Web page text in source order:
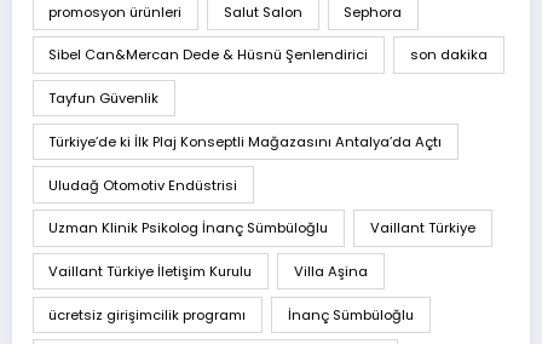
promosyon ürünleri Salut Salon Sephora
Sibel Can&Mercan Dede & Hüsnü Şenlendirici son dakika
Tayfun Güvenlik
Türkiye’de ki İlk Plaj Konseptli Mağazasını Antalya’da Açtı
Uludağ Otomotiv Endüstrisi
Uzman Klinik Psikolog İnanç Sümbüloğlu Vaillant Türkiye
Vaillant Türkiye İletişim Kurulu Villa Aşina
ücretsiz girişimcilik programı İnanç Sümbüloğlu